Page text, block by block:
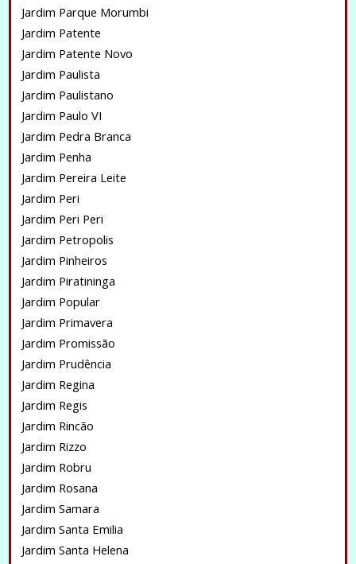
Jardim Parque Morumbi
Jardim Patente
Jardim Patente Novo
Jardim Paulista
Jardim Paulistano
Jardim Paulo VI
Jardim Pedra Branca
Jardim Penha
Jardim Pereira Leite
Jardim Peri
Jardim Peri Peri
Jardim Petropolis
Jardim Pinheiros
Jardim Piratininga
Jardim Popular
Jardim Primavera
Jardim Promissão
Jardim Prudência
Jardim Regina
Jardim Regis
Jardim Rincão
Jardim Rizzo
Jardim Robru
Jardim Rosana
Jardim Samara
Jardim Santa Emilia
Jardim Santa Helena